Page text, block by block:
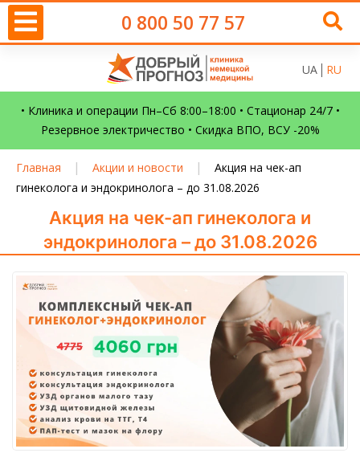
0 800 50 77 57
UA RU
• Клиника и операции Пн–Сб 8:00–18:00 • Стационар 24/7 •
Резервное электричество • Скидка ВПО, ВСУ -20%
Главная | Акции и новости |
Акция на чек-ап
гинеколога и эндокринолога – до 31.08.2026
Акция на чек-ап гинеколога и
эндокринолога – до 31.08.2026